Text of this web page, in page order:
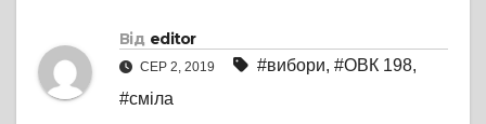
Від editor
СЕР 2, 2019 #вибори, #ОВК 198,
#сміла